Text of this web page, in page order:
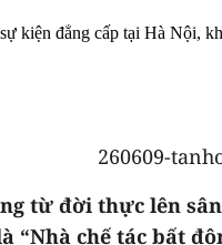
kiện đẳng cấp tại Hà Nội,
từ đời thực lên
chế tác bất